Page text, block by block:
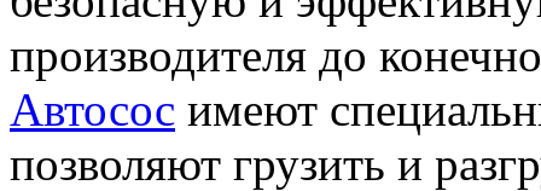
производителя до
Автосос имеют
позволяют грузить и